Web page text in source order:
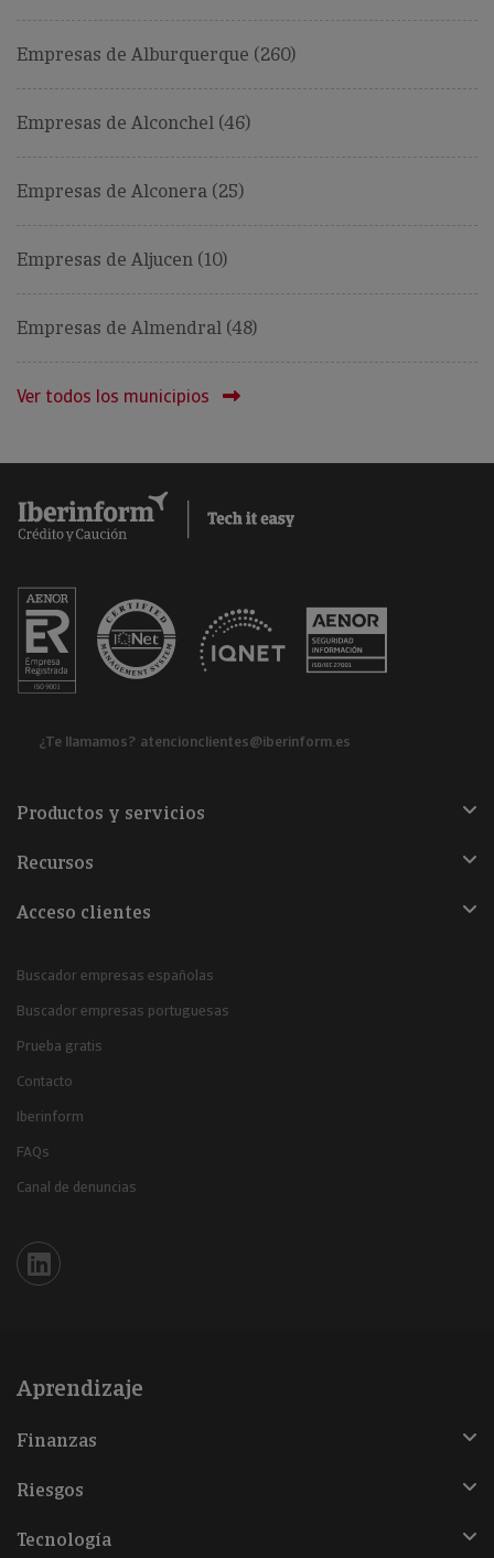
Empresas de Alburquerque (260)
Empresas de Alconchel (46)
Empresas de Alconera (25)
Empresas de Aljucen (10)
Empresas de Almendral (48)
Ver todos los municipios
¿Te llamamos? atencionclientes@iberinform.es
Productos y servicios
Recursos
Acceso clientes
Buscador empresas españolas
Buscador empresas portuguesas
Prueba gratis
Contacto
Iberinform
FAQs
Canal de denuncias
Iberinform en Linkedin
Aprendizaje
Finanzas
Riesgos
Tecnología